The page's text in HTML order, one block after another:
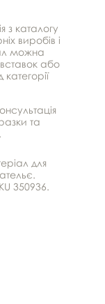
з каталогу
виробів і
можна
або
та
для
350936.